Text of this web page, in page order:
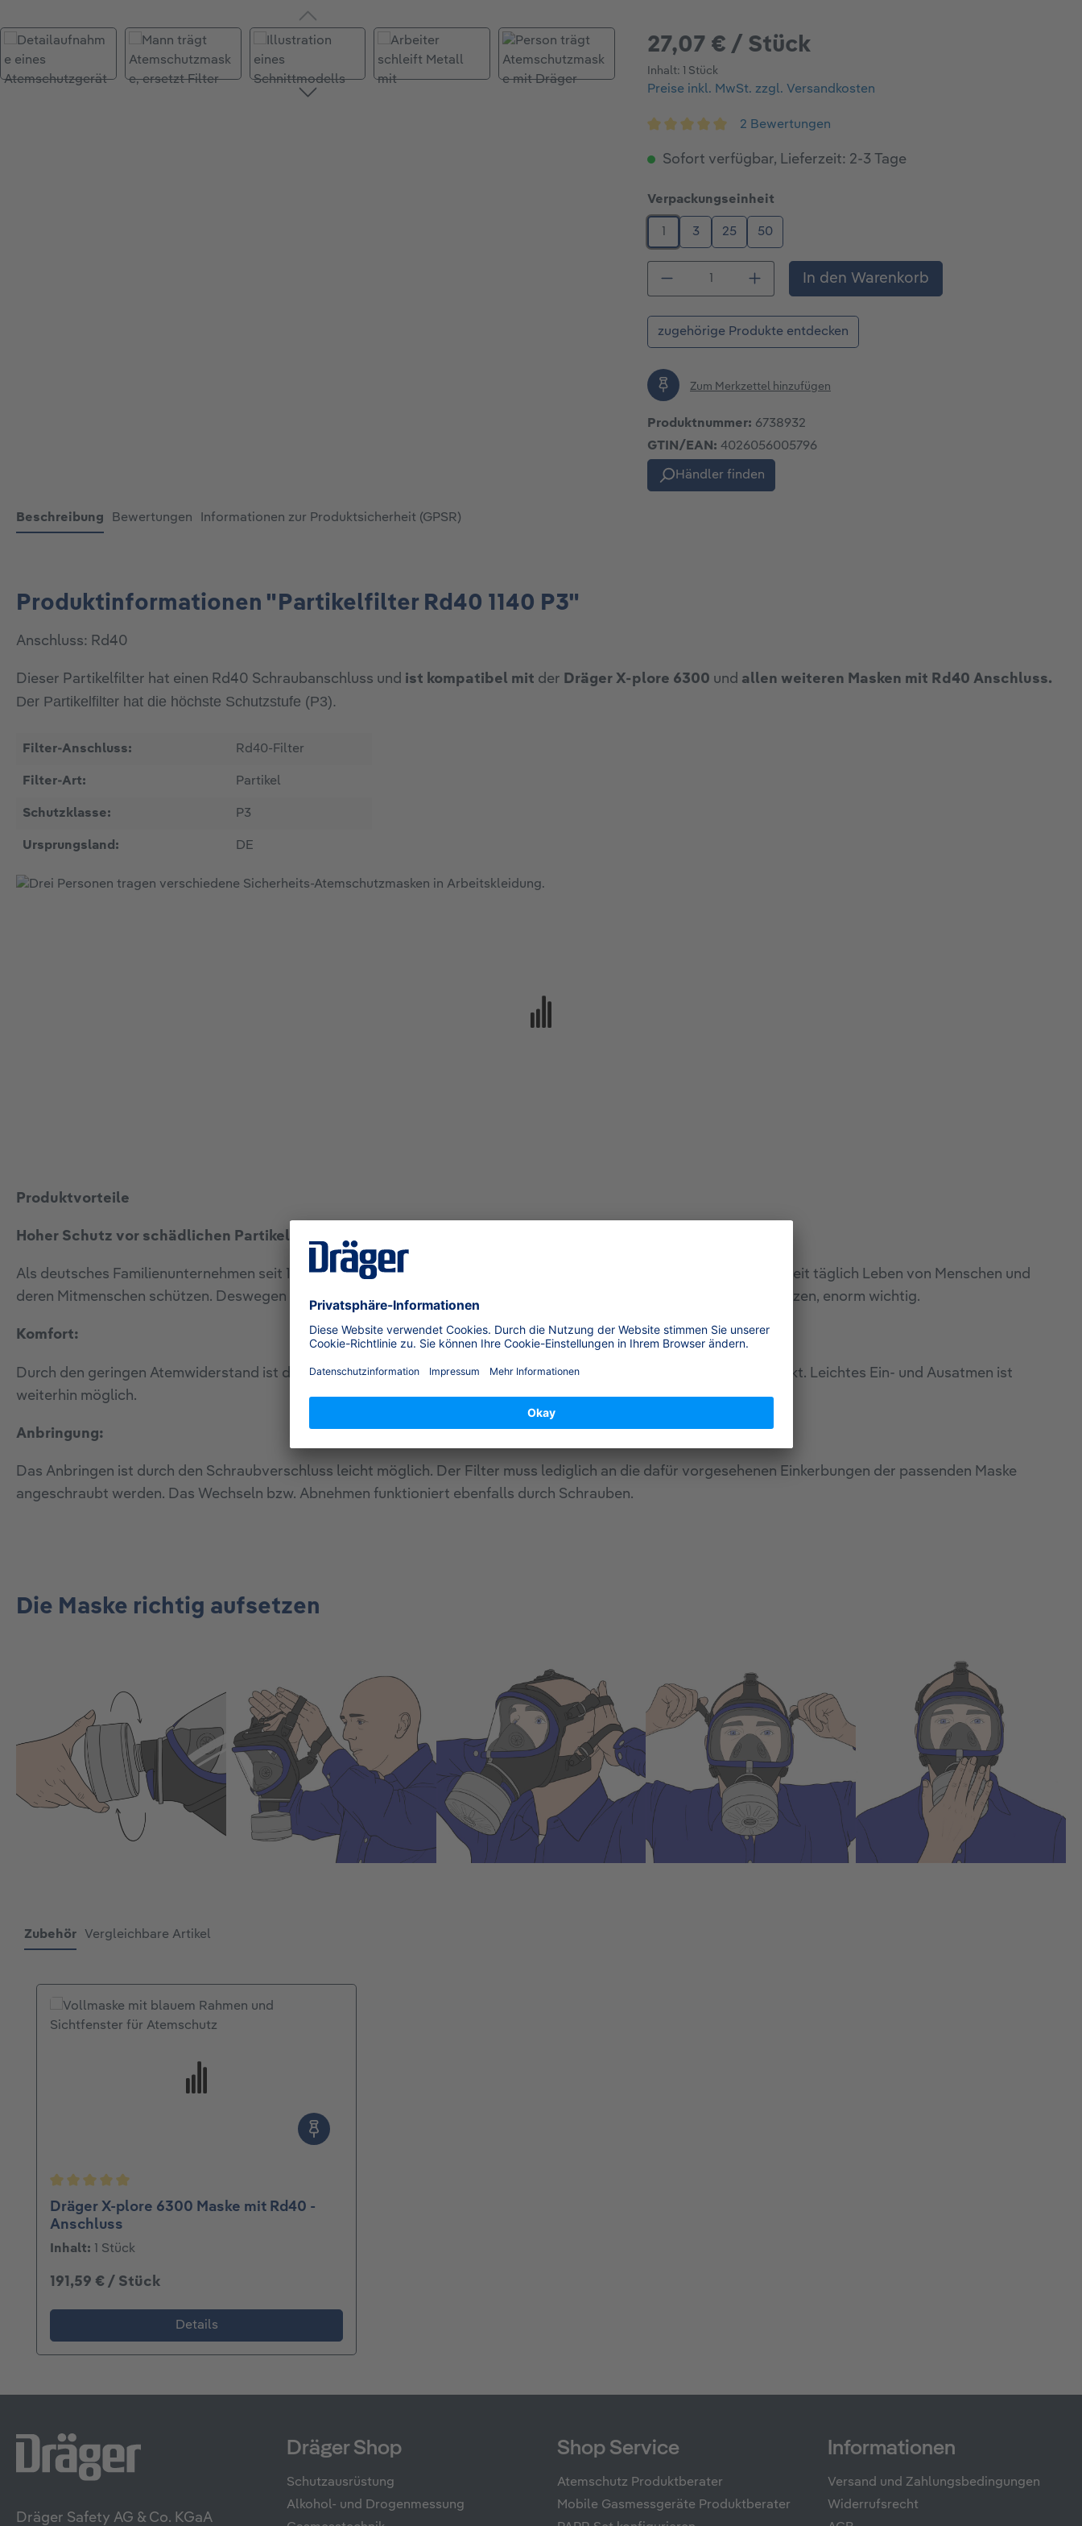
Bildergalerie überspringen 27,07 € / Stück
Inhalt: 1 Stück
Preise inkl. MwSt. zzgl. Versandkosten
2 Bewertungen
Sofort verfügbar, Lieferzeit: 2-3 Tage
Verpackungseinheit
3 25 50
Produkt Anzahl: Gib den gewünschten Wert
In den Warenkorb
zugehörige Produkte entdecken
Zum Merkzettel hinzufügen
Produktnummer: 6738932
GTIN/EAN: 4026056005796
Händler finden
Beschreibung Bewertungen Informationen zur Produktsicherheit (GPSR)
Produktinformationen "Partikelfilter Rd40 1140 P3"
Anschluss: Rd40
Dieser Partikelfilter hat einen Rd40 Schraubanschluss und ist kompatibel mit der Dräger X-plore 6300 und allen weiteren Masken mit Rd40 Anschluss.
Der Partikelfilter hat die höchste Schutzstufe (P3).
Filter-Anschluss: Rd40-Filter
Filter-Art: Partikel
Schutzklasse: P3
Ursprungsland: DE
Produktvorteile
Hoher Schutz vor schädlichen Partikeln und Gasen:
Als deutsches Familienunternehmen seit 1889 produziert Dräger qualitative Sicherheits- und Medizingeräte, die weltweit täglich Leben von Menschen und
deren Mitmenschen schützen. Deswegen sind uns hochwertige Materialien, um die Gesundheit der Menschen zu schützen, enorm wichtig.
Komfort:
Durch den geringen Atemwiderstand ist die Arbeit problemlos und angenehm auszuführen und wird nicht eingeschränkt. Leichtes Ein- und Ausatmen ist
weiterhin möglich.
Anbringung:
Das Anbringen ist durch den Schraubverschluss leicht möglich. Der Filter muss lediglich an die dafür vorgesehenen Einkerbungen der passenden Maske
angeschraubt werden. Das Wechseln bzw. Abnehmen funktioniert ebenfalls durch Schrauben.
Die Maske richtig aufsetzen
Zubehör Vergleichbare Artikel
Durchschnittliche Bewertung von 5 von 5 Sternen
Dräger X-plore 6300 Maske mit Rd40 -
Anschluss
Inhalt: 1 Stück
191,59 € / Stück
Details
Dräger Safety AG & Co. KGaA
Dräger Shop
Schutzausrüstung
Alkohol- und Drogenmessung
Shop Service
Atemschutz Produktberater
Mobile Gasmessgeräte Produktberater
Informationen
Versand und Zahlungsbedingungen
Widerrufsrecht